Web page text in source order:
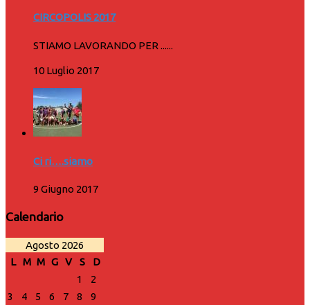
CIRCOPOLIS 2017
STIAMO LAVORANDO PER ......
10 Luglio 2017
Ci ri….siamo
9 Giugno 2017
Calendario
Agosto 2026
L M M G V S
D
1
2
3
4 5 6 7 8
9